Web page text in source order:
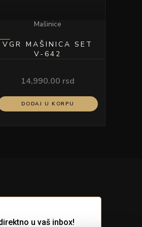
Mašinice
VGR MAŠINICA SET
V-642
14,990.00 rsd
DODAJ U KORPU